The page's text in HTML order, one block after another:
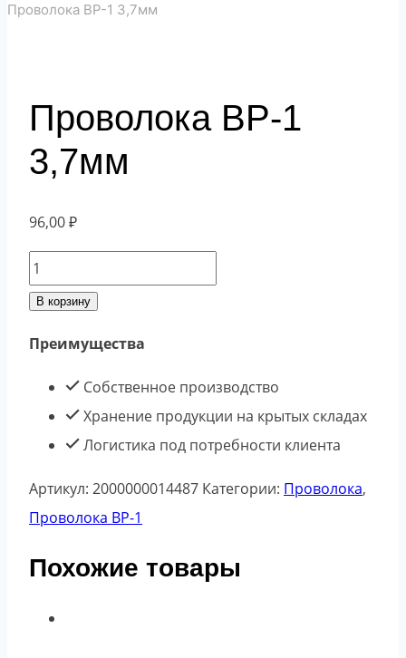
Проволока ВР-1 3,7мм
Проволока ВР-1
3,7мм
96,00₽
Количество
товара
ВР-1
3,7мм
В корзину
Преимущества
Собственное производство
Хранение продукции на крытых складах
Логистика под потребности клиента
Артикул: 2000000014487 Категории: Проволока,
Проволока ВР-1
Похожие товары